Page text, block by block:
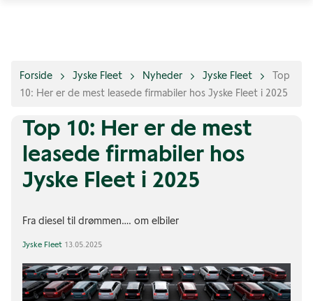
Forside Jyske Fleet Nyheder Jyske Fleet
Top
10: Her er de mest leasede firmabiler hos Jyske Fleet i 2025
Top 10: Her er de mest
leasede firmabiler hos
Jyske Fleet i 2025
Fra diesel til drømmen…. om elbiler
Jyske Fleet 13.05.2025